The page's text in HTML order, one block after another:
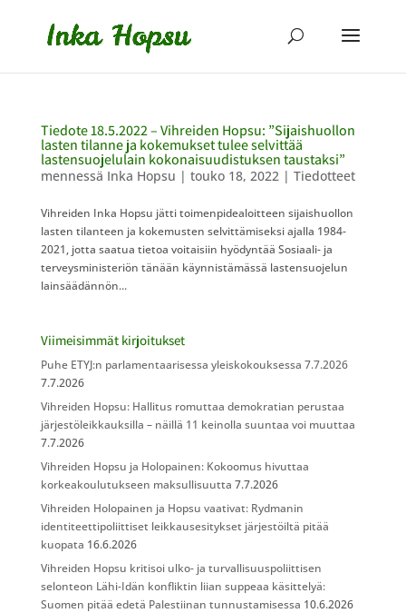
Tiedote 18.5.2022 – Vihreiden Hopsu: ”Sijaishuollon
lasten tilanne ja kokemukset tulee selvittää
lastensuojelulain kokonaisuudistuksen taustaksi”
mennessä Inka Hopsu | touko 18, 2022| Tiedotteet
Vihreiden Inka Hopsu jätti toimenpidealoitteen sijaishuollon
lasten tilanteen ja kokemusten selvittämiseksi ajalla 1984-
2021, jotta saatua tietoa voitaisiin hyödyntää Sosiaali- ja
terveysministeriön tänään käynnistämässä lastensuojelun
lainsäädännön...
Viimeisimmät kirjoitukset
Puhe ETYJ:n parlamentaarisessa yleiskokouksessa 7.7.2026
7.7.2026
Vihreiden Hopsu: Hallitus romuttaa demokratian perustaa
järjestöleikkauksilla – näillä 11 keinolla suuntaa voi muuttaa
7.7.2026
Vihreiden Hopsu ja Holopainen: Kokoomus hivuttaa
korkeakoulutukseen maksullisuutta 7.7.2026
Vihreiden Holopainen ja Hopsu vaativat: Rydmanin
identiteettipoliittiset leikkausesitykset järjestöiltä pitää
kuopata 16.6.2026
Vihreiden Hopsu kritisoi ulko- ja turvallisuuspoliittisen
selonteon Lähi-Idän konfliktin liian suppeaa käsittelyä:
Suomen pitää edetä Palestiinan tunnustamisessa 10.6.2026